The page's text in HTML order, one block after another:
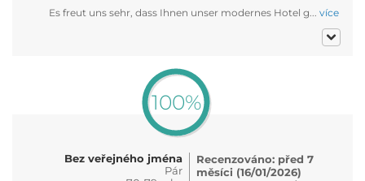
Es freut uns sehr, dass Ihnen unser modernes Hotel g... více
100%
Bez veřejného jména
Pár
Recenzováno: před 7
měsíci (16/01/2026)